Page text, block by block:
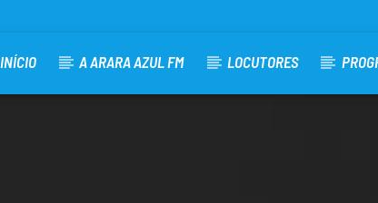
INÍCIO A ARARA AZUL FM LOCUTORES